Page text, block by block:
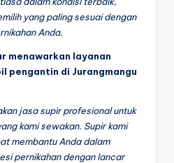
yang paling sesuai dengan
Anda.
menawarkan layanan
pengantin di Jurangmangu
jasa supir profesional untuk
kami sewakan. Supir kami
membantu Anda dalam
pernikahan dengan lancar